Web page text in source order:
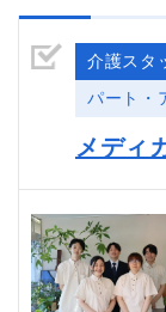
介護スタ
パート・
メディ